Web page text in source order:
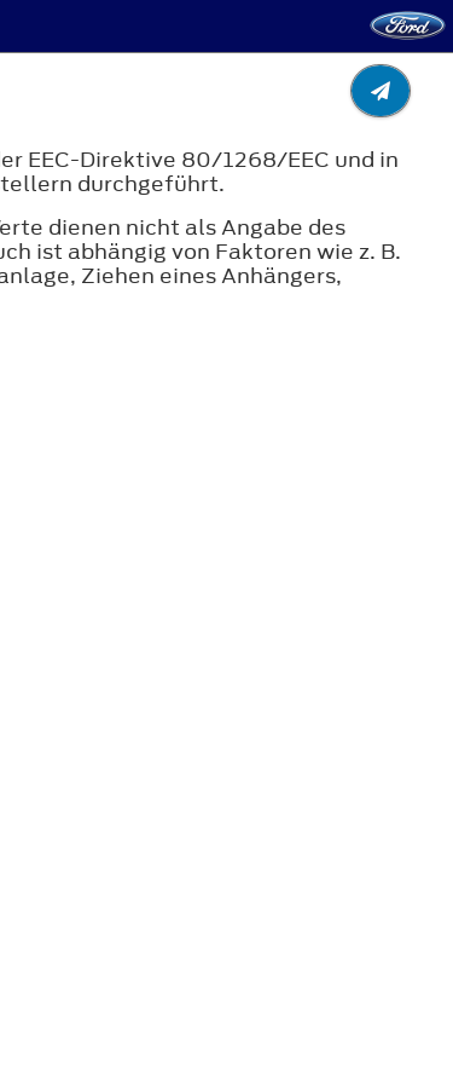
EEC-Direktive 80/1268/EEC und in
durchgeführt.
dienen nicht als Angabe des
ist abhängig von Faktoren wie z. B.
Ziehen eines Anhängers,